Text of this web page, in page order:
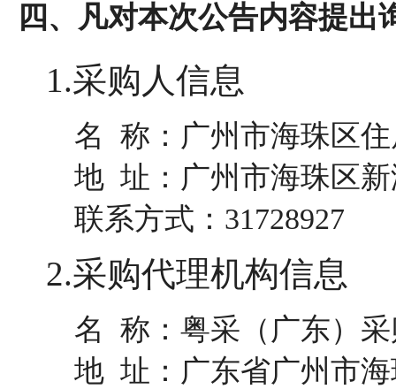
四、凡对本次公告内容提
1.采购人信息
名 称： 广州市海珠区
地 址： 广州市海珠区
联系方式： 31728927
2.采购代理机构信息
名 称： 粤采（广东）
地 址： 广东省广州市